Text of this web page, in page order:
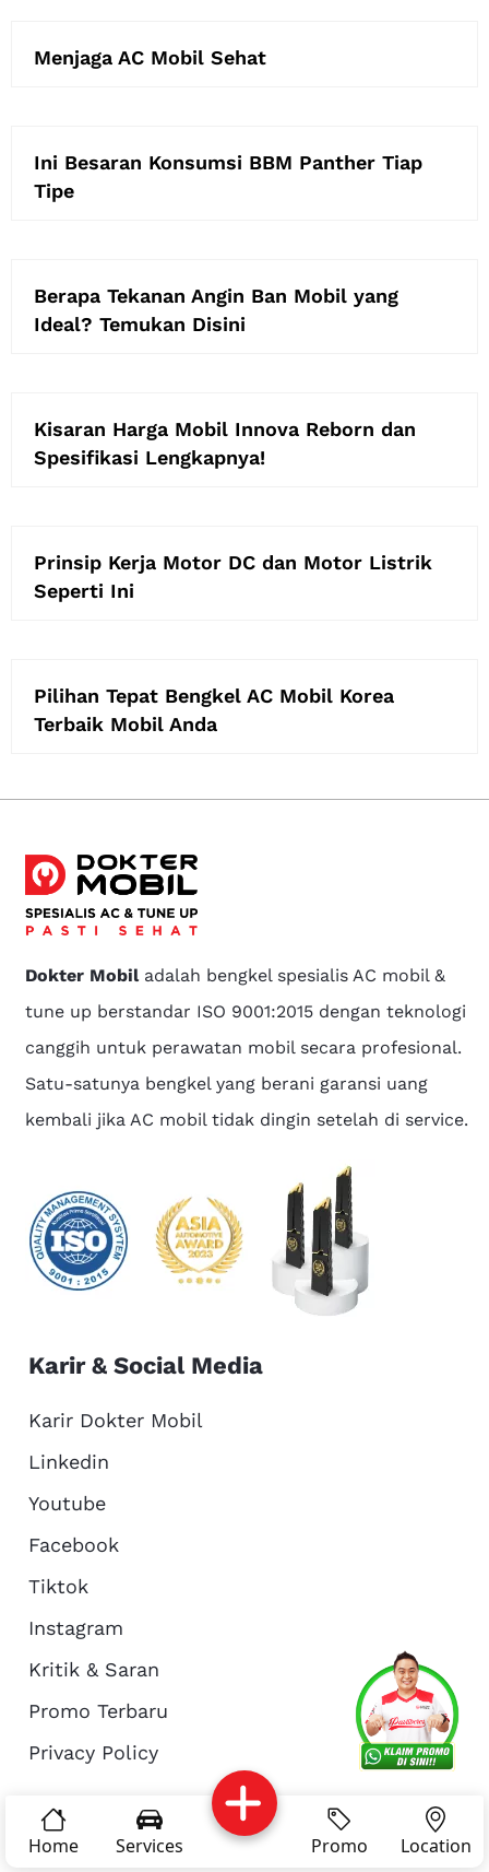
About Us
Reservasi Article
Home Services Promo Location
Menjaga AC Mobil Sehat
Ini Besaran Konsumsi BBM Panther Tiap
Tipe
Berapa Tekanan Angin Ban Mobil yang
Ideal? Temukan Disini
Kisaran Harga Mobil Innova Reborn dan
Spesifikasi Lengkapnya!
Prinsip Kerja Motor DC dan Motor Listrik
Seperti Ini
Pilihan Tepat Bengkel AC Mobil Korea
Terbaik Mobil Anda
Dokter Mobiladalah bengkel spesialis AC mobil &
tune up berstandar ISO 9001:2015 dengan teknologi
canggih untuk perawatan mobil secara profesional.
Satu-satunya bengkel yang berani garansi uang
kembali jika AC mobil tidak dingin setelah di service.
Karir & Social Media
Karir Dokter Mobil
Linkedin
Youtube
Facebook
Tiktok
Instagram
Kritik & Saran
Promo Terbaru
Privacy Policy
© Copyright 2026 - Dokter Mobil Indonesia